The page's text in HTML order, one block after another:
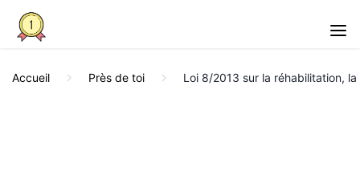
Accueil Près de toi Loi 8/2013 sur la réhabilitation,